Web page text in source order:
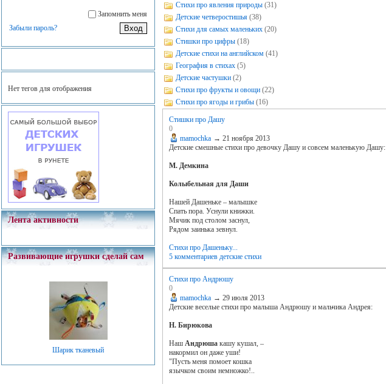
Запомнить меня
Забыли пароль?
Нет тегов для отображения
Лента активности
Развивающие игрушки сделай сам
Шарик тканевый
Стихи про явления природы (31)
Детские четверостишья (38)
Стихи для самых маленьких (20)
Стишки про цифры (18)
Детские стихи на английском (41)
География в стихах (5)
Детские частушки (2)
Стихи про фрукты и овощи (22)
Стихи про ягоды и грибы (16)
Стишки про Дашу
0
mamochka →21 ноября 2013
Детские смешные стихи про девочку Дашу и совсем маленькую Дашу:
М. Демкина
Колыбельная для Даши
Нашей Дашеньке – малышке
Спать пора. Уснули книжки.
Мячик под столом заснул,
Рядом заинька зевнул.
Стихи про Дашеньку...
5 комментариев детские стихи
Стихи про Андрюшу
0
mamochka →29 июля 2013
Детские веселые стихи про малыша Андрюшу и мальчика Андрея:
Н. Бирюкова
НашАндрюша кашу кушал, –
накормил он даже уши!
"Пусть меня помоет кошка
язычком своим немножко!..